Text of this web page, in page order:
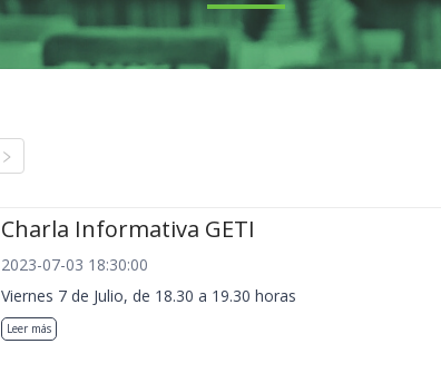
Charla Informativa GETI
2023-07-03 18:30:00
Viernes 7 de Julio, de 18.30 a 19.30 horas
Leer más